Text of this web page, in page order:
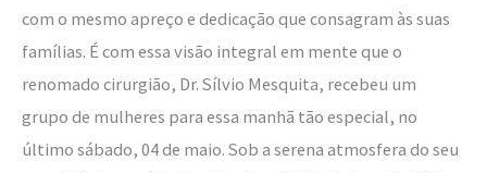
com o mesmo apreço e dedicação que consagram às suas
famílias. É com essa visão integral em mente que o
renomado cirurgião, Dr. Sílvio Mesquita, recebeu um
grupo de mulheres para essa manhã tão especial, no
último sábado, 04 de maio. Sob a serena atmosfera do seu